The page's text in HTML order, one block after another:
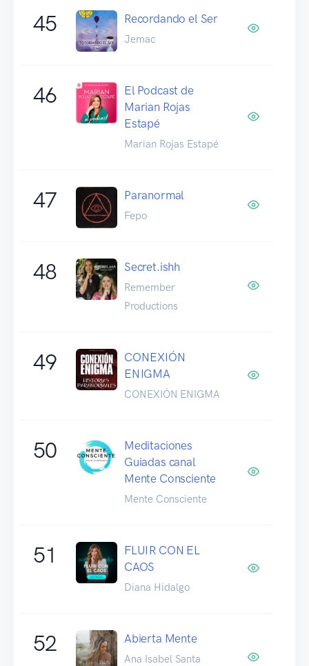
45 Recordando el Ser
Jemac
46
El Podcast de
Marian Rojas
Estapé
Marian Rojas Estapé
47 Paranormal
Fepo
48 Secret.ishh
Remember
Productions
49
CONEXIÓN
ENIGMA
CONEXIÓN ENIGMA
50
Meditaciones
Guiadas canal
Mente Consciente
Mente Consciente
51
FLUIR CON EL
CAOS
Diana Hidalgo
52 Abierta Mente
Ana Isabel Santa